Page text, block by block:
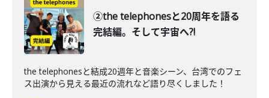
②the telephonesと20周年を語る
完結編。そして宇宙へ?!
the telephonesと結成20週年と音楽シーン、台湾でのフェ
ス出演から見える最近の流れなど語り尽くしました！